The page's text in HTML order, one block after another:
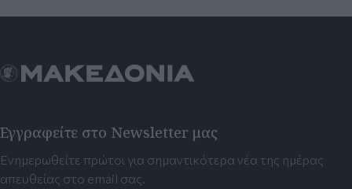
Εγγραφείτε στο Newsletter μας
Ενημερωθείτε πρώτοι για σημαντικότερα νέα της ημέρας
απευθείας στο email σας.